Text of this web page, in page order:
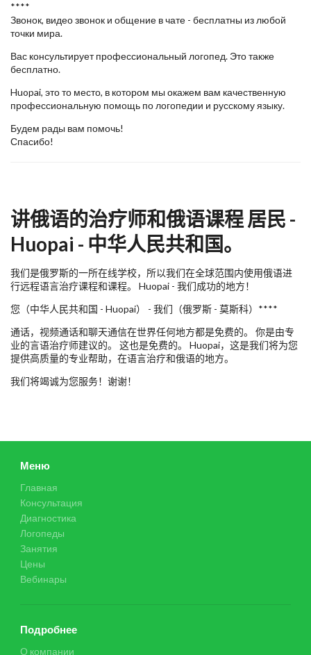
****
Звонок, видео звонок и общение в чате - бесплатны из любой
точки мира.
Вас консультирует профессиональный логопед. Это также
бесплатно.
Huopai, это то место, в котором мы окажем вам качественную
профессиональную помощь по логопедии и русскому языку.
Будем рады вам помочь!
Спасибо!
讲俄语的治疗师和俄语课程 居民 -
Huopai - 中华人民共和国。
我们是俄罗斯的一所在线学校，所以我们在全球范围内使用俄语进
行远程语言治疗课程和课程。 Huopai - 我们成功的地方！
您（中华人民共和国 - Huopai） - 我们（俄罗斯 - 莫斯科）****
通话，视频通话和聊天通信在世界任何地方都是免费的。 你是由专
业的言语治疗师建议的。 这也是免费的。 Huopai，这是我们将为您
提供高质量的专业帮助，在语言治疗和俄语的地方。
我们将竭诚为您服务！谢谢！
Меню
Главная
Консультация
Диагностика
Логопеды
Занятия
Цены
Вебинары
Подробнее
О компании